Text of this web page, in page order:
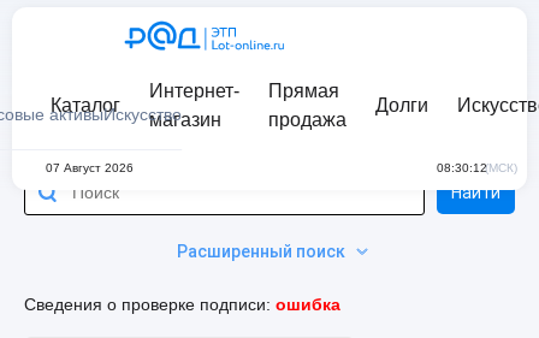
активыИскусство
Каталог
Интернет-
магазин
Прямая
продажа
Долги
07 Август 2026 08:30:12(МСК)
Расширенный поиск
Найти
Сведения о проверке подписи: ошибка